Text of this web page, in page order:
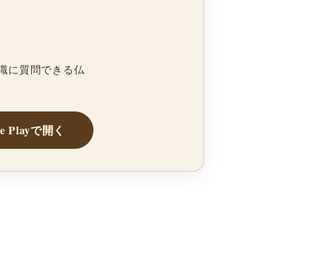
に質問できる仏
Playで開く